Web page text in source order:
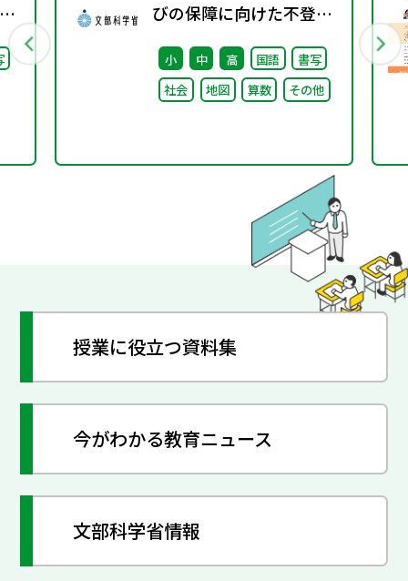
びの保障に向けた不登校
対策推進本部（第4回）
安心して学べる魅力ある
学校づくりの推進に向け
小 中 高 国語
書写
社会
地図 算数 その他
授業に役立つ資料集
今がわかる教育ニュース
文部科学省情報